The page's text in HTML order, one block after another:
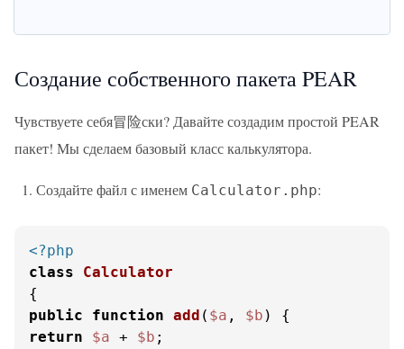
Создание собственного пакета PEAR
Чувствуете себя冒险ски? Давайте создадим простой PEAR
пакет! Мы сделаем базовый класс калькулятора.
Создайте файл с именем Calculator.php:
<?php
class
Calculator
public
function add ( $a , $b )
return
$a + $b ;